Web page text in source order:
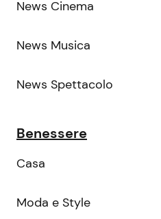
News Cinema
News Musica
News Spettacolo
Benessere
Casa
Moda e Style